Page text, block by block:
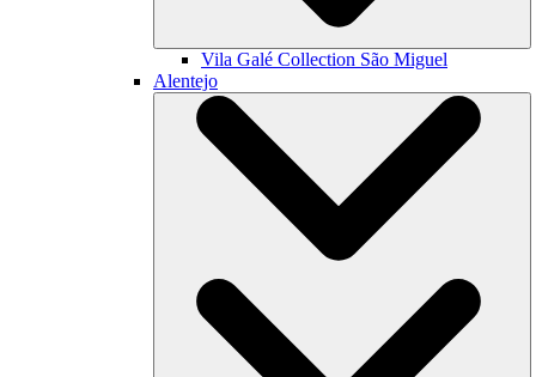
Vila Galé Collection São Miguel
Alentejo